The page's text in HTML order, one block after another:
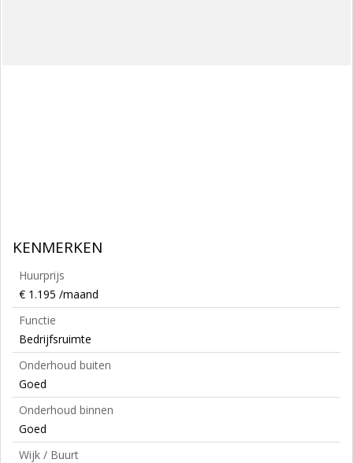
KENMERKEN
Huurprijs
€ 1.195 /maand
Functie
Bedrijfsruimte
Onderhoud buiten
Goed
Onderhoud binnen
Goed
Wijk / Buurt